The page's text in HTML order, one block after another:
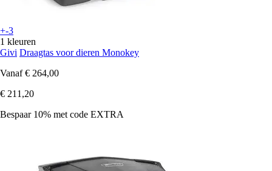
+-3
1 kleuren
Givi Draagtas voor dieren Monokey
Vanaf € 264,00
€ 211,20
Bespaar 10% met code EXTRA